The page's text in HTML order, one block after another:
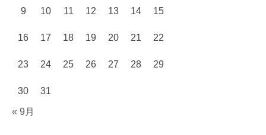
9 10 11 12 13 14 15
16 17 18 19 20 21 22
23 24 25 26 27 28 29
30 31
« 9月